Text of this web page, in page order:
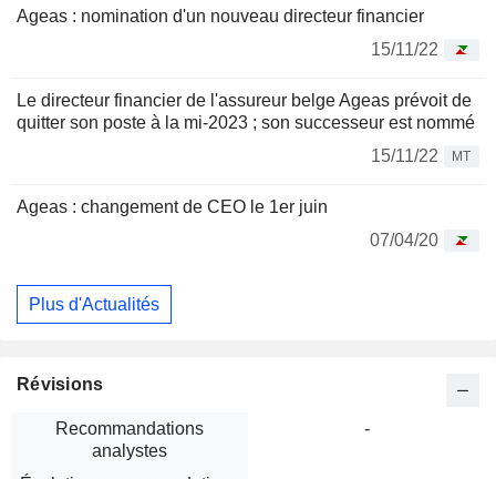
Ageas : nomination d'un nouveau directeur financier
15/11/22
Le directeur financier de l'assureur belge Ageas prévoit de
quitter son poste à la mi-2023 ; son successeur est nommé
15/11/22
MT
Ageas : changement de CEO le 1er juin
07/04/20
Plus d'Actualités
Révisions
Recommandations
analystes
-